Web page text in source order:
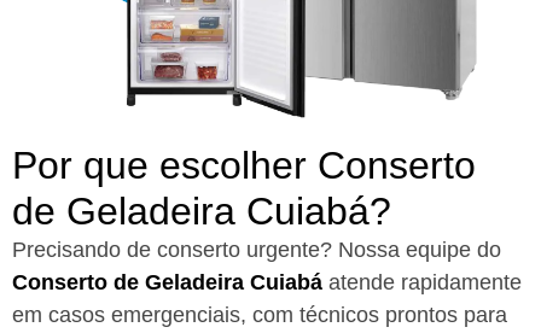
Por que escolher Conserto
de Geladeira Cuiabá?​
Precisando de conserto urgente? Nossa equipe do
Conserto de Geladeira Cuiabá atende rapidamente
em casos emergenciais, com técnicos prontos para